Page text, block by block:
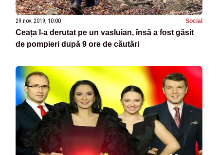
29 nov. 2019, 10:00 Social
Ceața l-a derutat pe un vasluian, însă a fost găsit
de pompieri după 9 ore de căutări